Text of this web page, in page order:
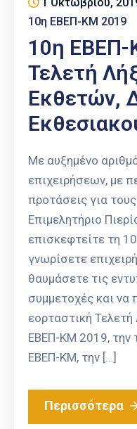
10η ΕΒΕΠ-ΚΜ 2019
10η
Τελετή
Εκθετών,
Με αυξημένο
επιχειρήσεων, με
προτάσεις για
Επιμελητήριο
επισκεφτείτε τη
γνωρίσετε
θαυμάσετε τις
συμμετοχές και να
εορταστική
ΕΒΕΠ-ΚΜ 2019, την
ΕΒΕΠ-ΚΜ, την […]
Περισσότερα